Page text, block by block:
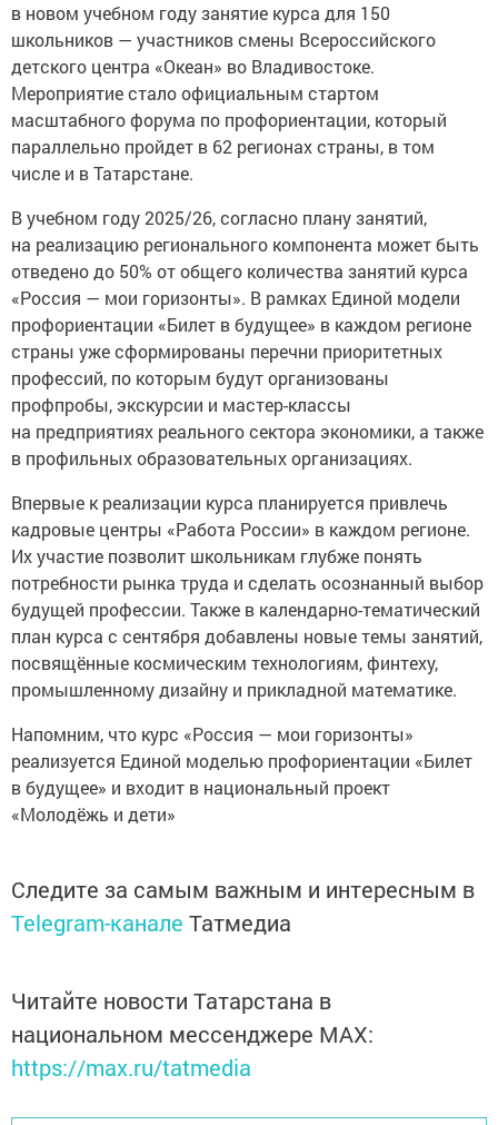
в новом учебном году занятие курса для 150
школьников — участников смены Всероссийского
детского центра «Океан» во Владивостоке.
Мероприятие стало официальным стартом
масштабного форума по профориентации, который
параллельно пройдет в 62 регионах страны, в том
числе и в Татарстане.
В учебном году 2025/26, согласно плану занятий,
на реализацию регионального компонента может быть
отведено до 50% от общего количества занятий курса
«Россия — мои горизонты». В рамках Единой модели
профориентации «Билет в будущее» в каждом регионе
страны уже сформированы перечни приоритетных
профессий, по которым будут организованы
профпробы, экскурсии и мастер-классы
на предприятиях реального сектора экономики, а также
в профильных образовательных организациях.
Впервые к реализации курса планируется привлечь
кадровые центры «Работа России» в каждом регионе.
Их участие позволит школьникам глубже понять
потребности рынка труда и сделать осознанный выбор
будущей профессии. Также в календарно-тематический
план курса с сентября добавлены новые темы занятий,
посвящённые космическим технологиям, финтеху,
промышленному дизайну и прикладной математике.
Напомним, что курс «Россия — мои горизонты»
реализуется Единой моделью профориентации «Билет
в будущее» и входит в национальный проект
«Молодёжь и дети»
Следите за самым важным и интересным в
Telegram-канале Татмедиа
Читайте новости Татарстана в
национальном мессенджере MАХ:
https://max.ru/tatmedia